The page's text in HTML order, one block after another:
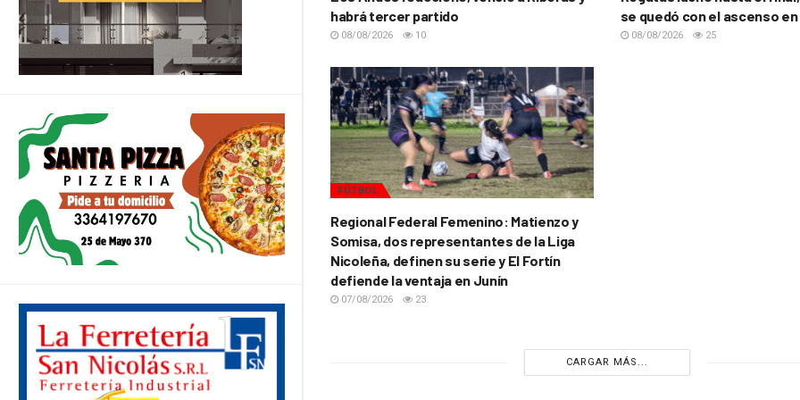
habrá tercer partido
08/08/2026 10
se quedó con el ascenso en
08/08/2026 25
FÚTBOL
Regional Federal Femenino: Matienzo y
Somisa, dos representantes de la Liga
Nicoleña, definen su serie y El Fortín
defiende la ventaja en Junín
07/08/2026 23
CARGAR MÁS...